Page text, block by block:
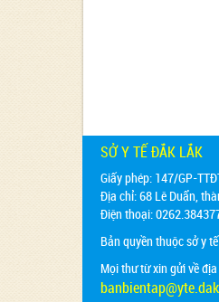
SỞ Y TẾ ĐẮK LẮK
Giấy phép: 147/GP-
Địa chỉ:68 Lê Duẩn,
Điện thoại:
Bản quyền thuộc sở y
Mọi thư từ xin gửi về